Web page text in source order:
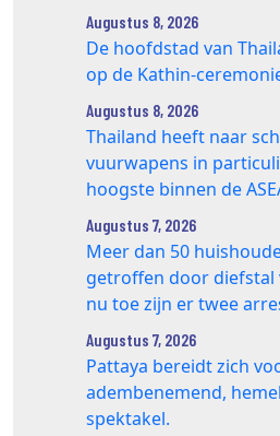
Augustus 8, 2026
De hoofdstad van
op de Kathin-
Augustus 8, 2026
Thailand heeft naar
vuurwapens in
hoogste binnen de
Augustus 7, 2026
Meer dan 50
getroffen door
nu toe zijn er twee
Augustus 7, 2026
Pattaya bereidt zich
adembenemend,
spektakel.